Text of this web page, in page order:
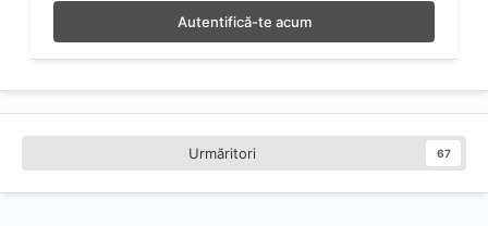
Autentifică-te acum
Urmăritori 67